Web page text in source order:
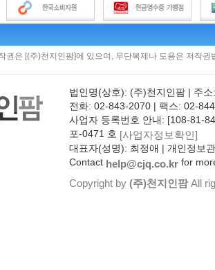
권은 [(주)천지인팜]에 있으며, 무단복제나 도용은 저작
법인명(상호): (주)천지인팜 | 주
전화: 02-843-2070 | 팩스: 02-
사업자 등록번호 안내: [108-81-
포-0471 호 [사업자정보확인]
대표자(성명): 최정애 | 개인정보
Contact help@cjq.co.kr for
Copyright by (주)천지인팜All